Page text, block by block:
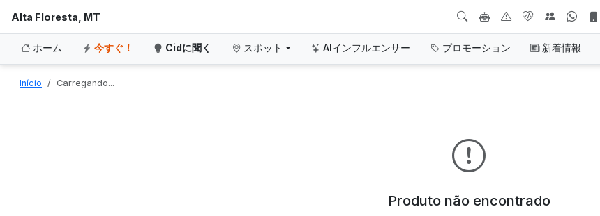
Alta Floresta, MT
ホーム 今すぐ！ Cidに聞く スポット AIインフルエンサー プロモーション 新着情報
Início Carregando...
Produto não encontrado